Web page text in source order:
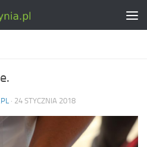
· 24 STYCZNIA 2018